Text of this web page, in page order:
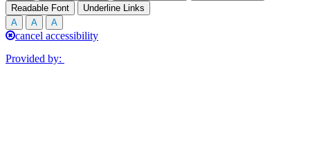
Readable Font
Underline Links
A
A A
cancel accessibility
Provided by: